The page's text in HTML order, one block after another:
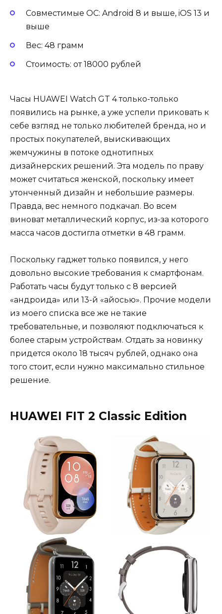
Совместимые ОС: Android 8 и выше, iOS 13 и
выше
Вес: 48 грамм
Стоимость: от 18000 рублей
Часы HUAWEI Watch GT 4 только-только
появились на рынке, а уже успели приковать к
себе взгляд не только любителей бренда, но и
простых покупателей, выискивающих
жемчужины в потоке однотипных
дизайнерских решений. Эта модель по праву
может считаться женской, поскольку имеет
утонченный дизайн и небольшие размеры.
Правда, вес немного подкачал. Во всем
виноват металлический корпус, из-за которого
масса часов достигла отметки в 48 грамм.
Поскольку гаджет только появился, у него
довольно высокие требования к смартфонам.
Работать часы будут только с 8 версией
«андроида» или 13-й «айосью». Прочие модели
из моего списка все же не такие
требовательные, и позволяют подключаться к
более старым устройствам. Отдать за новинку
придется около 18 тысяч рублей, однако она
того стоит, если нужно максимально стильное
решение.
HUAWEI FIT 2 Classic Edition